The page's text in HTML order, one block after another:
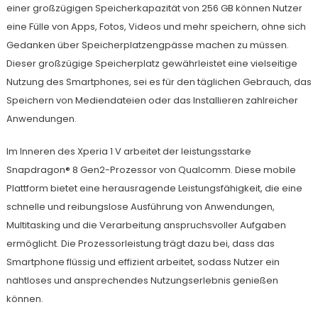
einer großzügigen Speicherkapazität von 256 GB können Nutzer
eine Fülle von Apps, Fotos, Videos und mehr speichern, ohne sich
Gedanken über Speicherplatzengpässe machen zu müssen.
Dieser großzügige Speicherplatz gewährleistet eine vielseitige
Nutzung des Smartphones, sei es für den täglichen Gebrauch, das
Speichern von Mediendateien oder das Installieren zahlreicher
Anwendungen.
Im Inneren des Xperia 1 V arbeitet der leistungsstarke
Snapdragon® 8 Gen2-Prozessor von Qualcomm. Diese mobile
Plattform bietet eine herausragende Leistungsfähigkeit, die eine
schnelle und reibungslose Ausführung von Anwendungen,
Multitasking und die Verarbeitung anspruchsvoller Aufgaben
ermöglicht. Die Prozessorleistung trägt dazu bei, dass das
Smartphone flüssig und effizient arbeitet, sodass Nutzer ein
nahtloses und ansprechendes Nutzungserlebnis genießen
können.